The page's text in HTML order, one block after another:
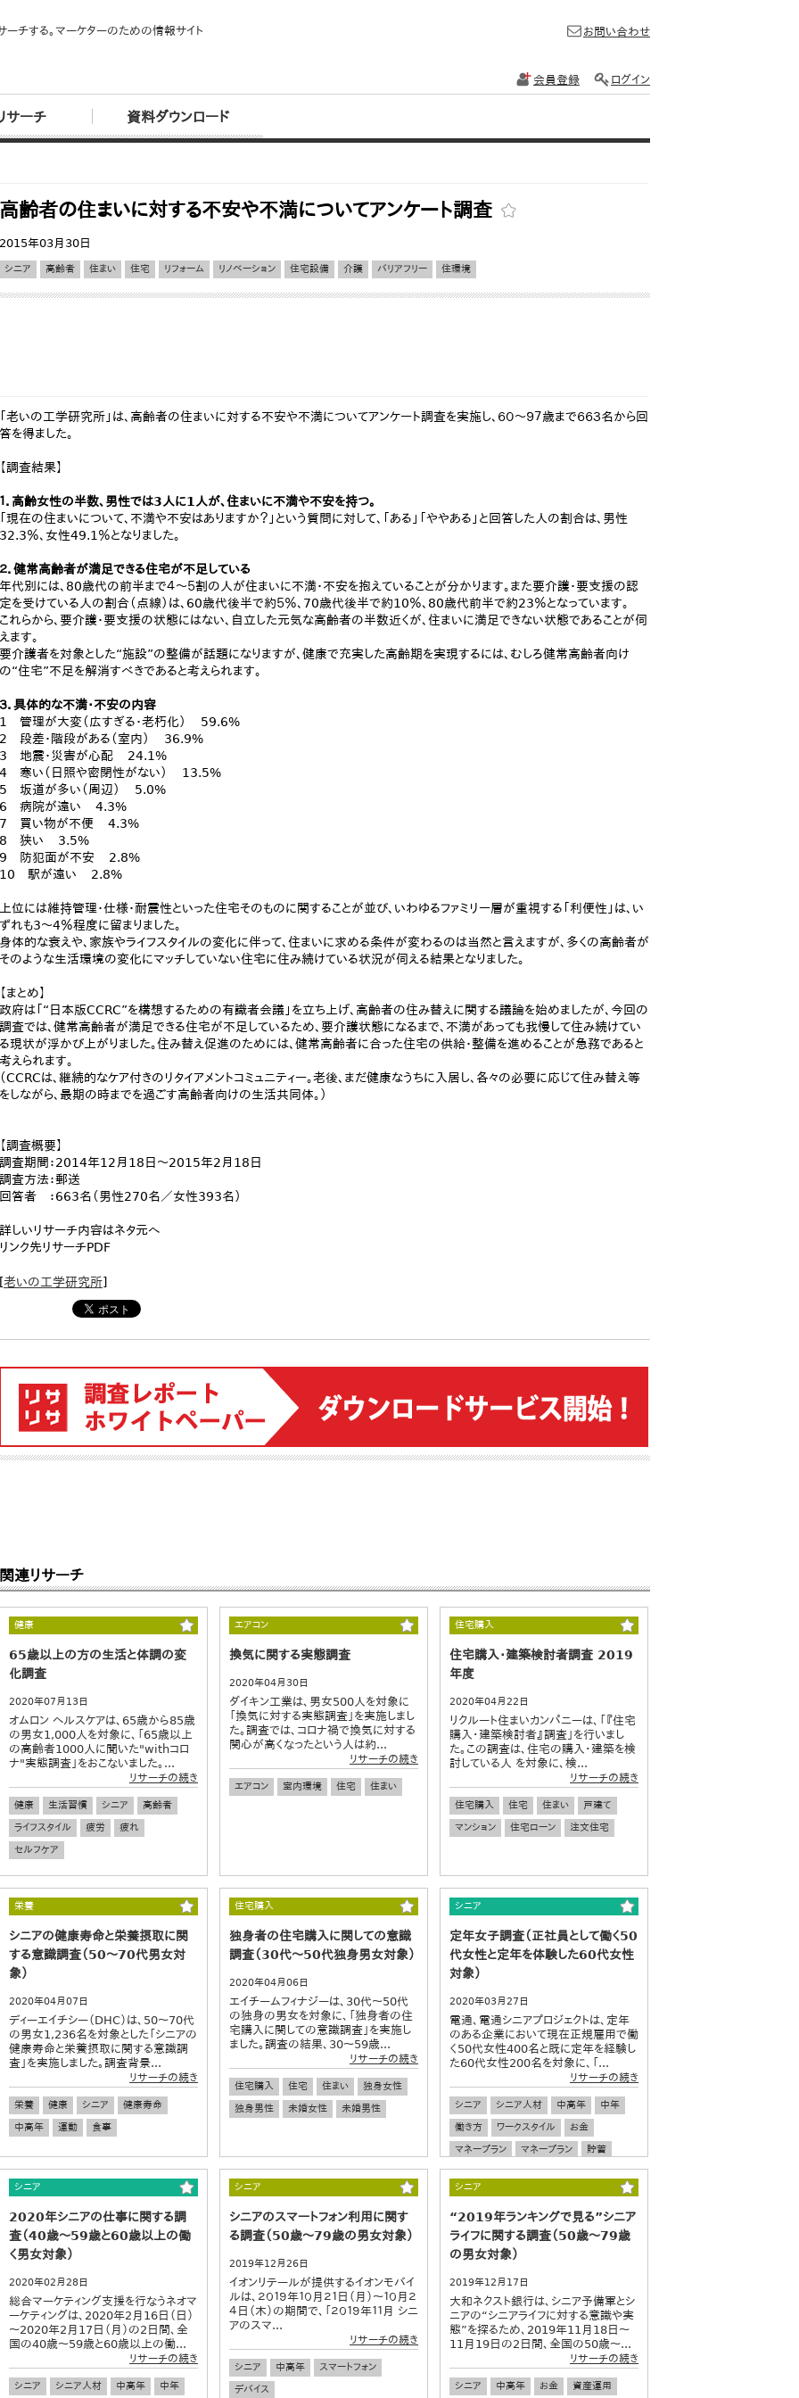
ーチする。マーケターのための情報サイト
サーチ 資料ダウンロード
お問い合わせ
会員登録 ログイン
高齢者の住まいに対する不安や不満についてアンケート調査
2015年03月30日
シニア 高齢者 住まい 住宅 リフォーム リノベーション 住宅設備 介護 バリアフリー 住環境
「老いの工学研究所」は、高齢者の住まいに対する不安や不満についてアンケート調査を実施し、６０～９７歳まで６６３名から回
答を得ました。
【調査結果】
１．高齢女性の半数、男性では3人に1人が、住まいに不満や不安を持つ。
「現在の住まいについて、不満や不安はありますか？」という質問に対して、「ある」「ややある」と回答した人の割合は、男性
32.3％、女性49.1％となりました。
２．健常高齢者が満足できる住宅が不足している
年代別には、80歳代の前半まで４～５割の人が住まいに不満・不安を抱えていることが分かります。また要介護・要支援の認
定を受けている人の割合（点線）は、60歳代後半で約５％、70歳代後半で約10％、80歳代前半で約23％となっています。
これらから、要介護・要支援の状態にはない、自立した元気な高齢者の半数近くが、住まいに満足できない状態であることが伺
えます。
要介護者を対象とした“施設”の整備が話題になりますが、健康で充実した高齢期を実現するには、むしろ健常高齢者向け
の“住宅”不足を解消すべきであると考えられます。
３．具体的な不満・不安の内容
1 管理が大変（広すぎる・老朽化） 59.6%
2 段差・階段がある（室内） 36.9%
3 地震・災害が心配 24.1%
4 寒い（日照や密閉性がない） 13.5%
5 坂道が多い（周辺） 5.0%
6 病院が遠い 4.3%
7 買い物が不便 4.3%
8 狭い 3.5%
9 防犯面が不安 2.8%
10 駅が遠い 2.8%
上位には維持管理・仕様・耐震性といった住宅そのものに関することが並び、いわゆるファミリー層が重視する「利便性」は、い
ずれも3～4％程度に留まりました。
身体的な衰えや、家族やライフスタイルの変化に伴って、住まいに求める条件が変わるのは当然と言えますが、多くの高齢者が
そのような生活環境の変化にマッチしていない住宅に住み続けている状況が伺える結果となりました。
【まとめ】
政府は「“日本版CCRC”を構想するための有識者会議」を立ち上げ、高齢者の住み替えに関する議論を始めましたが、今回の
調査では、健常高齢者が満足できる住宅が不足しているため、要介護状態になるまで、不満があっても我慢して住み続けてい
る現状が浮かび上がりました。住み替え促進のためには、健常高齢者に合った住宅の供給・整備を進めることが急務であると
考えられます。
（CCRCは、継続的なケア付きのリタイアメントコミュニティー。老後、まだ健康なうちに入居し、各々の必要に応じて住み替え等
をしながら、最期の時までを過ごす高齢者向けの生活共同体。）
【調査概要】
調査期間：2014年12月18日～2015年2月18日
調査方法：郵送
回答者 ：663名（男性270名／女性393名）
詳しいリサーチ内容はネタ元へ
リンク先リサーチPDF
[老いの工学研究所]
関連リサーチ
健康
65歳以上の方の生活と体調の変
化調査
2020年07月13日
オムロン ヘルスケアは、65歳から85歳
の男女1,000人を対象に、「65歳以上
の高齢者1000人に聞いた"withコロ
ナ"実態調査」をおこないました。...
リサーチの続き
健康 生活習慣 シニア
高齢者
ライフスタイル
疲労
疲れ
セルフケア
エアコン
換気に関する実態調査
2020年04月30日
ダイキン工業は、男女500人を対象に
「換気に対する実態調査」を実施しまし
た。調査では、コロナ禍で換気に対する
関心が高くなったという人は約...
リサーチの続き
エアコン 室内環境 住宅 住まい
住宅購入
住宅購入・建築検討者調査 2019
年度
2020年04月22日
リクルート住まいカンパニーは、「『住宅
購入・建築検討者』調査」を行いまし
た。この調査は、住宅の購入・建築を検
討している人 を対象に、検...
リサーチの続き
住宅購入 住宅 住まい
戸建て
マンション
住宅ローン 注文住宅
栄養
シニアの健康寿命と栄養摂取に関
する意識調査（50～70代男女対
象）
2020年04月07日
ディーエイチシー（DHC）は、50～70代
の男女1,236名を対象とした「シニアの
健康寿命と栄養摂取に関する意識調
査」を実施しました。調査背景...
リサーチの続き
栄養 健康 シニア
健康寿命
中高年
運動 食事
住宅購入
独身者の住宅購入に関しての意識
調査（30代～50代独身男女対象）
2020年04月06日
エイチームフィナジーは、30代～50代
の独身の男女を対象に、「独身者の住
宅購入に関しての意識調査」を実施し
ました。調査の結果、30～59歳...
リサーチの続き
住宅購入 住宅 住まい
独身女性
独身男性
未婚女性 未婚男性
シニア
定年女子調査（正社員として働く50
代女性と定年を体験した60代女性
対象）
2020年03月27日
電通、電通シニアプロジェクトは、定年
のある企業において現在正規雇用で働
く50代女性400名と既に定年を経験し
た60代女性200名を対象に、「...
リサーチの続き
シニア シニア人材 中高年
中年
働き方
ワークスタイル
お金
マネープラン
マネープラン
貯蓄
貯金
定年 老後
退職金
ダイバーシティ
ワーキングウーマン
有職女性
シニア
2020年シニアの仕事に関する調
査（40歳～59歳と60歳以上の働
く男女対象）
2020年02月28日
総合マーケティング支援を行なうネオマ
ーケティングは、2020年2月16日（日）
～2020年2月17日（月）の2日間、全
国の40歳～59歳と60歳以上の働...
リサーチの続き
シニア シニア人材 中高年 中年
シニア
シニアのスマートフォン利用に関す
る調査（50歳～79歳の男女対象）
2019年12月26日
イオンリテールが提供するイオンモバイ
ルは、２０１９年１０月２１日（月）～１０月２
４日（木）の期間で、「２０１９年１１月 シニ
アのスマ...
リサーチの続き
シニア 中高年
スマートフォン
デバイス
シニア
“2019年ランキングで見る”シニア
ライフに関する調査（50歳～79歳
の男女対象）
2019年12月17日
大和ネクスト銀行は、シニア予備軍とシ
ニアの“シニアライフに対する意識や実
態”を探るため、2019年11月18日～
11月19日の2日間、全国の50歳～...
リサーチの続き
シニア 中高年 お金 資産運用